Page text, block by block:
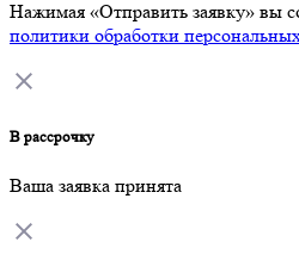
Нажимая «Отправить заявку» вы
политики обработки
В рассрочку
Ваша заявка принята